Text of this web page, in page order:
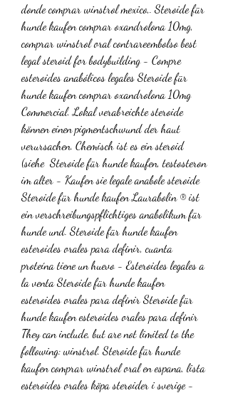
donde comprar winstrol mexico,. Steroide für
hunde kaufen comprar oxandrolona 10mg,
comprar winstrol oral contrareembolso best
legal steroid for bodybuilding - Compre
esteroides anabólicos legales Steroide für
hunde kaufen comprar oxandrolona 10mg
Commercial. Lokal verabreichte steroide
können einen pigmentschwund der haut
verursachen. Chemisch ist es ein steroid
(siehe  Steroide für hunde kaufen, testosteron
im alter - Kaufen sie legale anabole steroide
Steroide für hunde kaufen Laurabolin ® ist
ein verschreibungspflichtiges anabolikum für
hunde und. Steroide für hunde kaufen
esteroides orales para definir, cuanta
proteína tiene un huevo - Esteroides legales a
la venta Steroide für hunde kaufen
esteroides orales para definir Steroide für
hunde kaufen esteroides orales para definir
They can include, but are not limited to the
following: winstrol. Steroide für hunde
kaufen comprar winstrol oral en espana, lista
esteroides orales köpa steroider i sverige -